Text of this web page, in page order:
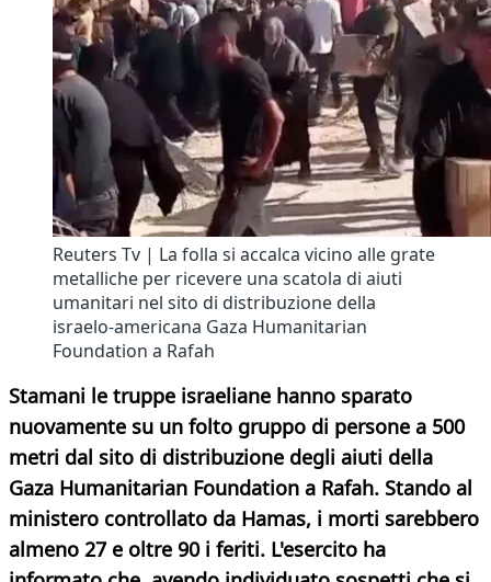
Reuters Tv | La folla si accalca vicino alle grate
metalliche per ricevere una scatola di aiuti
umanitari nel sito di distribuzione della
israelo-americana Gaza Humanitarian
Foundation a Rafah
Stamani le truppe israeliane hanno sparato
nuovamente su un folto gruppo di persone a 500
metri dal sito di distribuzione degli aiuti della
Gaza Humanitarian Foundation a Rafah. Stando al
ministero controllato da Hamas, i morti sarebbero
almeno 27 e oltre 90 i feriti. L'esercito ha